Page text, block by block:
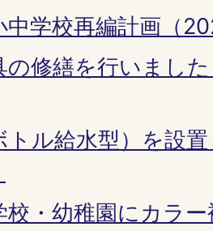
中学校再編計画（
の修繕を行いまし
トル給水型）を設
校・幼稚園にカラ